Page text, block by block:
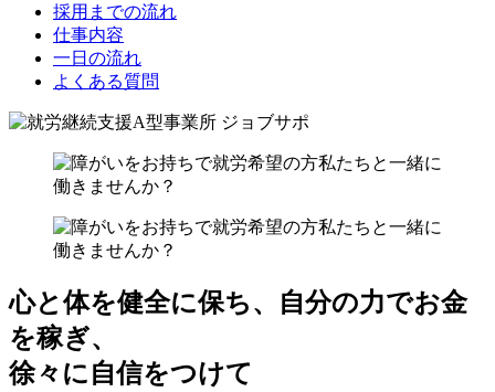
採用までの流れ
仕事内容
一日の流れ
よくある質問
心と体を健全に保ち、自分の力でお金
を稼ぎ、
徐々に自信をつけて